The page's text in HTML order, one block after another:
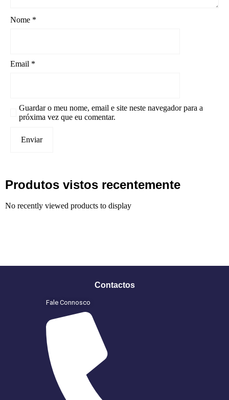
Nome *
Email *
Guardar o meu nome, email e site neste navegador para a
próxima vez que eu comentar.
Produtos vistos recentemente
No recently viewed products to display
Contactos
Fale Connosco